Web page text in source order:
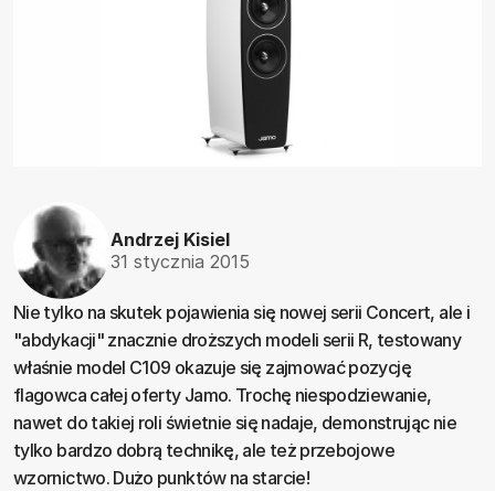
Andrzej Kisiel
31 stycznia 2015
Nie tylko na skutek pojawienia się nowej serii Concert, ale i
"abdykacji" znacznie droższych modeli serii R, testowany
właśnie model C109 okazuje się zajmować pozycję
flagowca całej oferty Jamo. Trochę niespodziewanie,
nawet do takiej roli świetnie się nadaje, demonstrując nie
tylko bardzo dobrą technikę, ale też przebojowe
wzornictwo. Dużo punktów na starcie!